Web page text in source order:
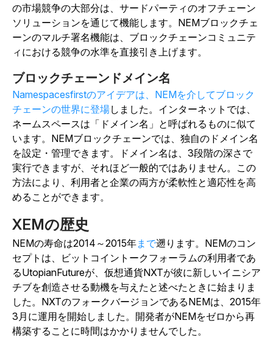
の市場競争の大部分は、サードパーティのオフチェーン
ソリューションを通じて機能します。NEMブロックチェ
ーンのマルチ署名機能は、ブロックチェーンコミュニテ
ィにおける競争の水準を直接引き上げます。
ブロックチェーンドメイン名
Namespacesfirstのアイデアは、NEMを介してブロック
チェーンの世界に登場しました。インターネットでは、
ネームスペースは「ドメイン名」と呼ばれるものに似て
います。NEMブロックチェーンでは、独自のドメイン名
を設定・管理できます。ドメイン名は、3段階の深さで
実行できますが、それほど一般的ではありません。この
方法により、利用者と企業の両方が柔軟性と適応性を高
めることができます。
XEMの歴史
NEMの寿命は2014～2015年まで遡ります。NEMのコン
セプトは、ビットコイントークフォーラムの利用者であ
るUtopianFutureが、仮想通貨NXTが彼に新しいイニシア
チブを創造させる動機を与えたと述べたときに始まりま
した。NXTのフォークバージョンであるNEMは、2015年
3月に運用を開始しました。開発者がNEMをゼロから再
構築することに時間はかかりませんでした。